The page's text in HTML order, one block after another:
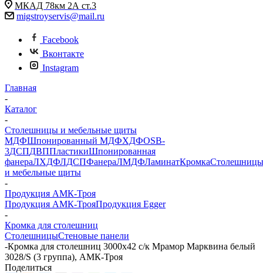
МКАД 78км 2А ст.3
migstroyservis@mail.ru
Facebook
Вконтакте
Instagram
Главная
-
Каталог
-
Столешницы и мебельные щиты
МДФШпонированный МДФХДФOSB-
3ДСПДВППластикиШпонированная
фанераЛХДФЛДСПФанераЛМДФЛаминатКромкаСтолешницы
и мебельные щиты
-
Продукция АМК-Троя
Продукция АМК-ТрояПродукция Egger
-
Кромка для столешниц
СтолешницыСтеновые панели
-Кромка для столешниц 3000х42 с/к Мрамор Марквина белый
3028/S (3 группа), АМК-Троя
Поделиться